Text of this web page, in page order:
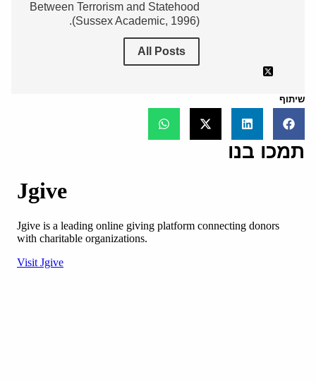
Between Terrorism and Statehood
(Sussex Academic, 1996).
All Posts
שיתוף
תמכו בנו